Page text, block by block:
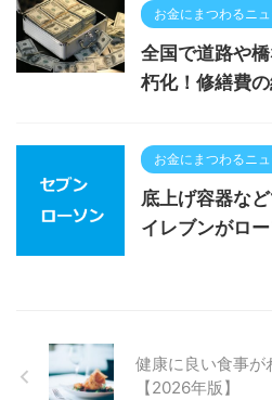
お金にまつわるニ
全国で道路や
朽化！修繕費
お金にまつわるニ
底上げ容器な
イレブンがロ
健康に良い食事が
【2026年版】